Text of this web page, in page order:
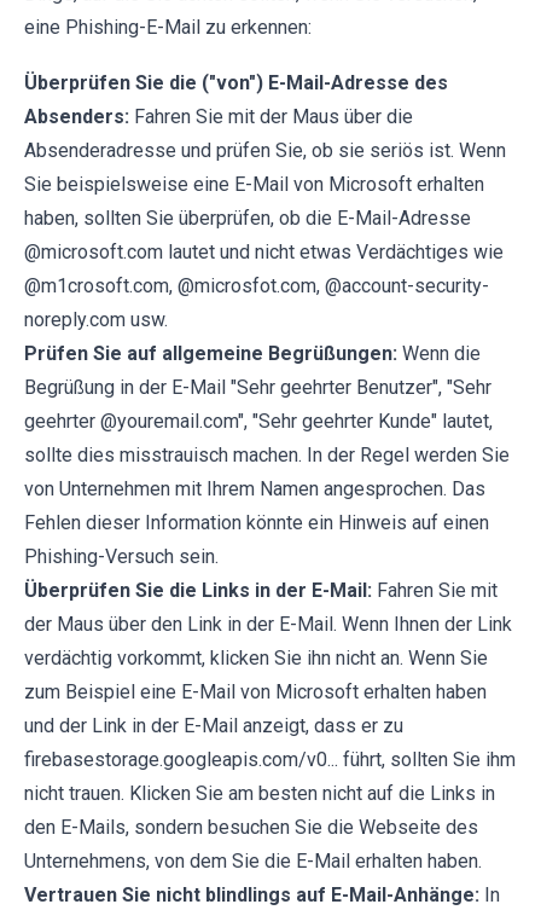
eine Phishing-E-Mail zu erkennen:
Überprüfen Sie die ("von") E-Mail-Adresse des
Absenders: Fahren Sie mit der Maus über die
Absenderadresse und prüfen Sie, ob sie seriös ist. Wenn
Sie beispielsweise eine E-Mail von Microsoft erhalten
haben, sollten Sie überprüfen, ob die E-Mail-Adresse
@microsoft.com lautet und nicht etwas Verdächtiges wie
@m1crosoft.com, @microsfot.com, @account-security-
noreply.com usw.
Prüfen Sie auf allgemeine Begrüßungen: Wenn die
Begrüßung in der E-Mail "Sehr geehrter Benutzer", "Sehr
geehrter @youremail.com", "Sehr geehrter Kunde" lautet,
sollte dies misstrauisch machen. In der Regel werden Sie
von Unternehmen mit Ihrem Namen angesprochen. Das
Fehlen dieser Information könnte ein Hinweis auf einen
Phishing-Versuch sein.
Überprüfen Sie die Links in der E-Mail: Fahren Sie mit
der Maus über den Link in der E-Mail. Wenn Ihnen der Link
verdächtig vorkommt, klicken Sie ihn nicht an. Wenn Sie
zum Beispiel eine E-Mail von Microsoft erhalten haben
und der Link in der E-Mail anzeigt, dass er zu
firebasestorage.googleapis.com/v0... führt, sollten Sie ihm
nicht trauen. Klicken Sie am besten nicht auf die Links in
den E-Mails, sondern besuchen Sie die Webseite des
Unternehmens, von dem Sie die E-Mail erhalten haben.
Vertrauen Sie nicht blindlings auf E-Mail-Anhänge: In